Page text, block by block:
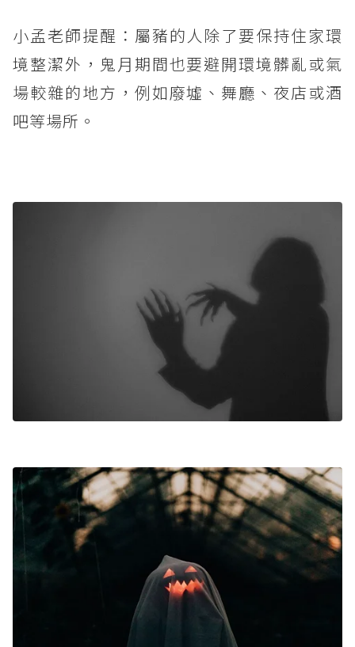
小孟老師提醒：屬豬的人除了要保持住家環
境整潔外，鬼月期間也要避開環境髒亂或氣
場較雜的地方，例如廢墟、舞廳、夜店或酒
吧等場所。